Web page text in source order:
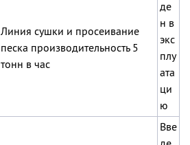
Линия сушки и просеивание
песка производительность 5
тонн в час
де
н в
экс
плу
ата
ци
ю
Вве